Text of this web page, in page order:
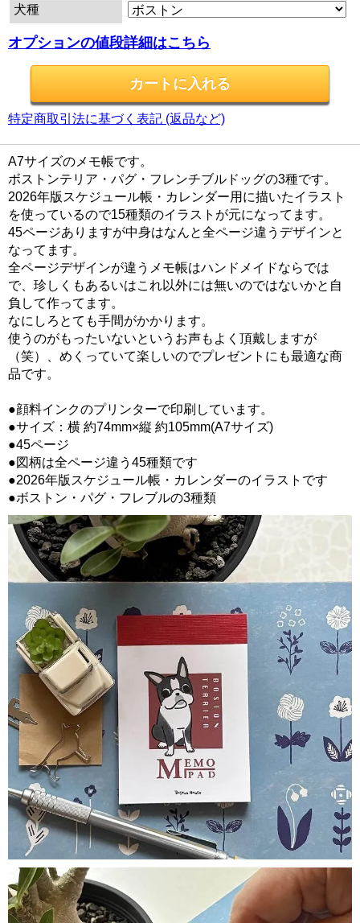
犬種
オプションの値段詳細はこちら
特定商取引法に基づく表記 (返品など)
A7サイズのメモ帳です。
ボストンテリア・パグ・フレンチブルドッグの3種です。
2026年版スケジュール帳・カレンダー用に描いたイラスト
を使っているので15種類のイラストが元になってます。
45ページありますが中身はなんと全ページ違うデザインと
なってます。
全ページデザインが違うメモ帳はハンドメイドならでは
で、珍しくもあるいはこれ以外には無いのではないかと自
負して作ってます。
なにしろとても手間がかかります。
使うのがもったいないというお声もよく頂戴しますが
（笑）、めくっていて楽しいのでプレゼントにも最適な商
品です。
●顔料インクのプリンターで印刷しています。
●サイズ：横 約74mm×縦 約105mm(A7サイズ)
●45ページ
●図柄は全ページ違う45種類です
●2026年版スケジュール帳・カレンダーのイラストです
●ボストン・パグ・フレブルの3種類